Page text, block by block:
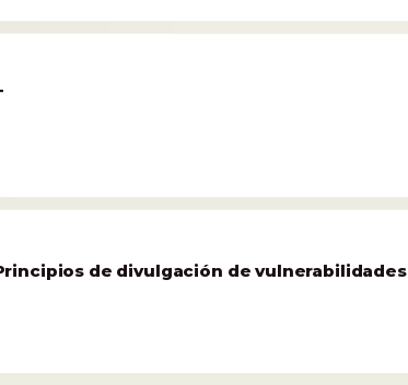
de divulgación de vulnerabilidades